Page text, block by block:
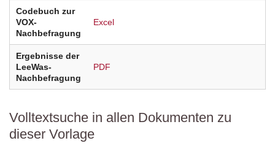
Codebuch zur
VOX-
Nachbefragung
Excel
Ergebnisse der
LeeWas-
Nachbefragung
PDF
Volltextsuche in allen Dokumenten zu
dieser Vorlage